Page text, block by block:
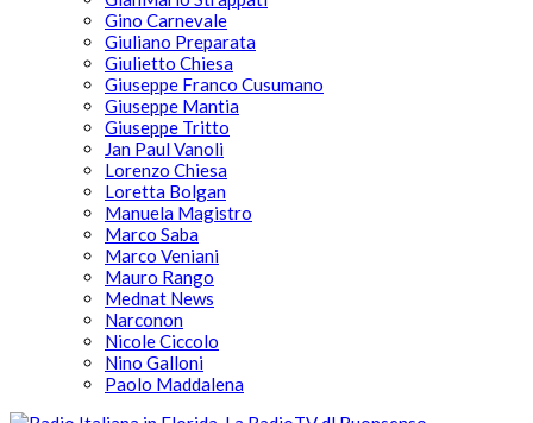
Gino Carnevale
Giuliano Preparata
Giulietto Chiesa
Giuseppe Franco Cusumano
Giuseppe Mantia
Giuseppe Tritto
Jan Paul Vanoli
Lorenzo Chiesa
Loretta Bolgan
Manuela Magistro
Marco Saba
Marco Veniani
Mauro Rango
Mednat News
Narconon
Nicole Ciccolo
Nino Galloni
Paolo Maddalena